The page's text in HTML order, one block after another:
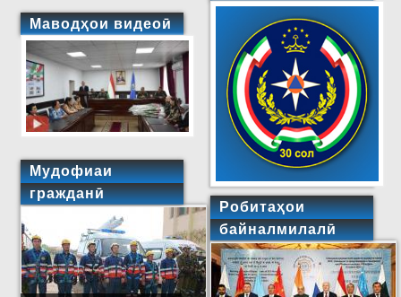
Маводҳои видеоӣ
Мудофиаи
гражданӣ
Робитаҳои
байналмилалӣ